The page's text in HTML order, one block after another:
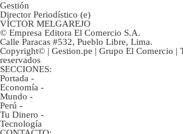
Gestión
Director Periodístico (e)
VÍCTOR MELGAREJO
© Empresa Editora El Comercio S.A.
Calle Paracas #532, Pueblo Libre, Lima.
Copyright© | Gestion.pe | Grupo El Comercio |
reservados
SECCIONES:
Portada -
Economía -
Mundo -
Perú -
Tu Dinero -
Tecnología